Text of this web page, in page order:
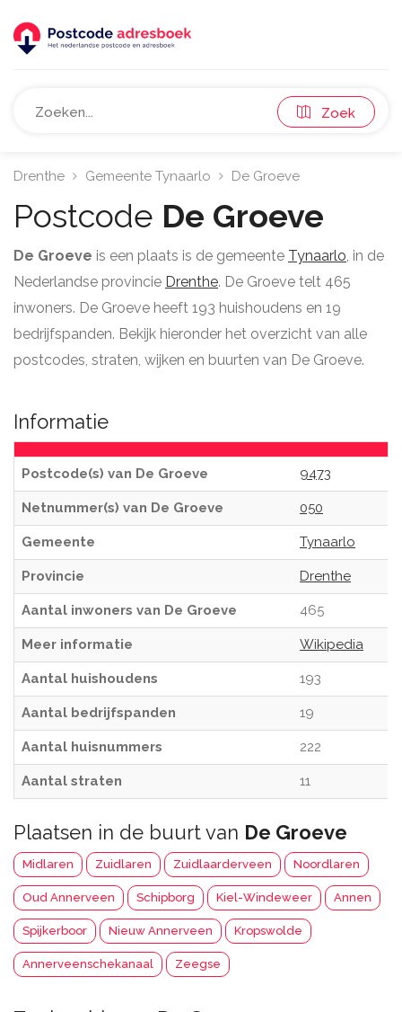
Zoek
Drenthe Gemeente Tynaarlo De Groeve
Postcode De Groeve
De Groeve is een plaats is de gemeente Tynaarlo, in de
Nederlandse provincie Drenthe. De Groeve telt 465
inwoners. De Groeve heeft 193 huishoudens en 19
bedrijfspanden. Bekijk hieronder het overzicht van alle
postcodes, straten, wijken en buurten van De Groeve.
Informatie
Postcode(s) van De Groeve 9473
Netnummer(s) van De Groeve 050
Gemeente Tynaarlo
Provincie Drenthe
Aantal inwoners van De Groeve 465
Meer informatie Wikipedia
Aantal huishoudens 193
Aantal bedrijfspanden 19
Aantal huisnummers 222
Aantal straten 11
Plaatsen in de buurt van De Groeve
Midlaren Zuidlaren Zuidlaarderveen Noordlaren
Oud Annerveen Schipborg Kiel-Windeweer Annen
Spijkerboor Nieuw Annerveen Kropswolde
Annerveenschekanaal Zeegse